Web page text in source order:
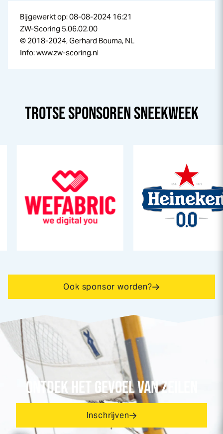
Bijgewerkt op: 08-08-2024 16:21
ZW-Scoring 5.06.02.00
© 2018-2024, Gerhard Bouma, NL
Info: www.zw-scoring.nl
TROTSE SPONSORENSNEEKWEEK
Ook sponsor worden?
ONTDEK HET GEVOEL VAN ZEILEN
Inschrijven